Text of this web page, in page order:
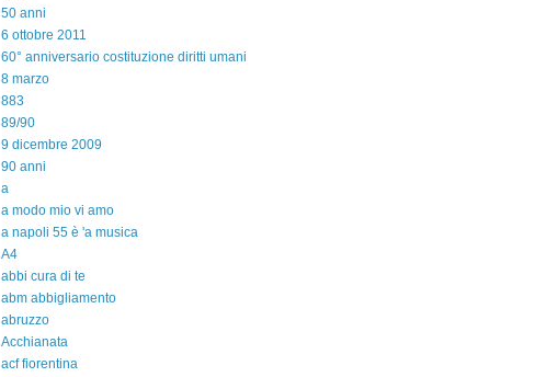
50 anni
6 ottobre 2011
60° anniversario costituzione diritti umani
8 marzo
883
89/90
9 dicembre 2009
90 anni
a
a modo mio vi amo
a napoli 55 è 'a musica
A4
abbi cura di te
abm abbigliamento
abruzzo
Acchianata
acf fiorentina